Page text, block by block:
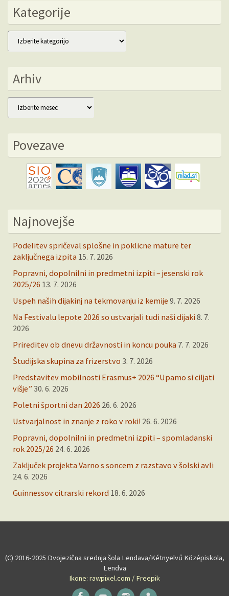
Kategorije
Kategorije
Arhiv
Arhiv
Povezave
Najnovejše
Podelitev spričeval splošne in poklicne mature ter
zaključnega izpita 15. 7. 2026
Popravni, dopolnilni in predmetni izpiti – jesenski rok
2025/26 13. 7. 2026
Uspeh naših dijakinj na tekmovanju iz kemije 9. 7. 2026
Na Festivalu lepote 2026 so ustvarjali tudi naši dijaki 8. 7.
2026
Prireditev ob dnevu državnosti in koncu pouka 7. 7. 2026
Študijska skupina za frizerstvo 3. 7. 2026
Predstavitev mobilnosti Erasmus+ 2026 “Upamo si ciljati
višje” 30. 6. 2026
Poletni športni dan 2026 26. 6. 2026
Ustvarjalnost in znanje z roko v roki! 26. 6. 2026
Popravni, dopolnilni in predmetni izpiti – spomladanski
rok 2025/26 24. 6. 2026
Zaključek projekta Varno s soncem z razstavo v šolski avli
24. 6. 2026
Guinnessov citrarski rekord 18. 6. 2026
(C) 2016-2025 Dvojezična srednja šola Lendava/Kétnyelvű Középiskola,
Lendva
Ikone: rawpixel.com / Freepik